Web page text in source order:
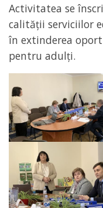
Activitatea se
calității serviciilor
în extinderea
pentru adulți.